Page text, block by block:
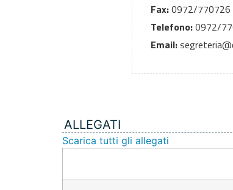
Fax:0972/770726
Telefono:0972/
Email:
ALLEGATI
Scarica tutti gli allegati